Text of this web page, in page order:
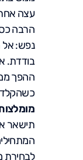
עצה
הרבה
נפש: אל
בודדת.
ההפך
תישאר
לבחירת